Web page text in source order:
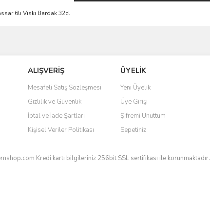
6lı Viski Bardak 32cl
bozuk veya görüntülenemiyor.
eksik bilgiler bulunuyor.
hatalar bulunuyor.
sitelerden daha pahalı.
farklı alternatifler olmalı.
ALIŞVERİŞ
Mesafeli Satış Sözleşmesi
Gizlilik ve Güvenlik
İptal ve İade Şartları
Kişisel Veriler Politikası
ÜYELİK
Yeni Üyelik
Üye Girişi
Şifremi Unuttum
Sepetiniz
Kredi kartı bilgileriniz 256bit SSL sertifikası ile korunmaktadır.